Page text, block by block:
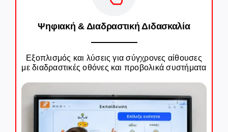
Ψηφιακή & Διαδραστική Διδασκαλία
Εξοπλισμός και λύσεις για σύγχρονες αίθουσες
με διαδραστικές οθόνες και προβολικά συστήματα